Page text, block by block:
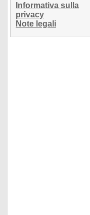
Informativa sulla
privacy
Note legali